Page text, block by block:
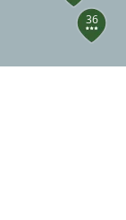
36